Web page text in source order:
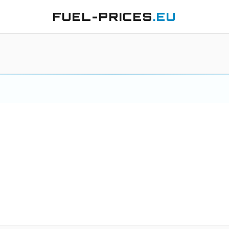
FUEL-PRICES.EU